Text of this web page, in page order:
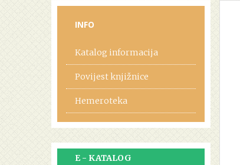
INFO
Katalog informacija
Povijest knjižnice
Hemeroteka
E - KATALOG